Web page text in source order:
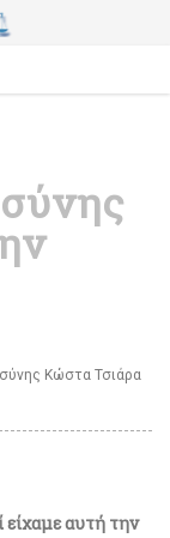
Κώστα Τσιάρα
είχαμε αυτή την